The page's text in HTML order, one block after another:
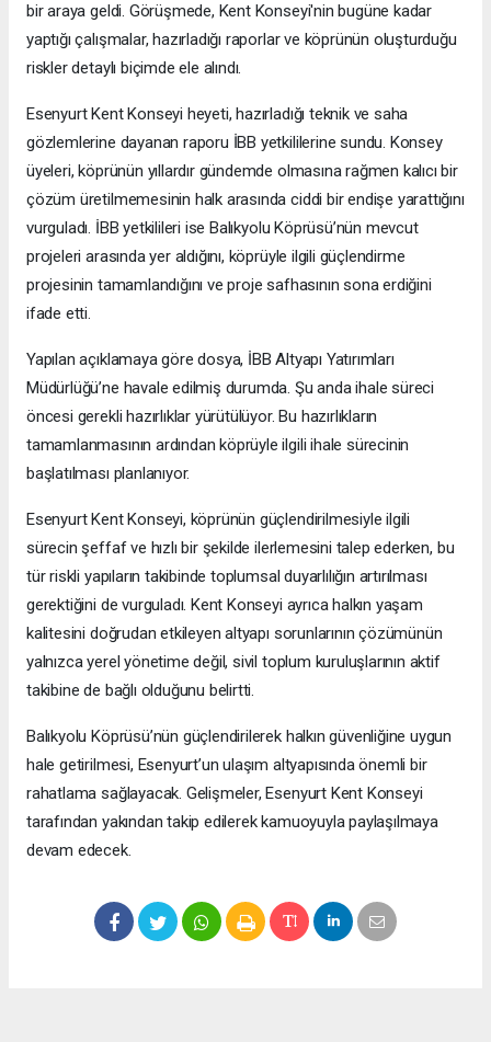
bir araya geldi. Görüşmede, Kent Konseyi'nin bugüne kadar
yaptığı çalışmalar, hazırladığı raporlar ve köprünün oluşturduğu
riskler detaylı biçimde ele alındı.
Esenyurt Kent Konseyi heyeti, hazırladığı teknik ve saha
gözlemlerine dayanan raporu İBB yetkililerine sundu. Konsey
üyeleri, köprünün yıllardır gündemde olmasına rağmen kalıcı bir
çözüm üretilmemesinin halk arasında ciddi bir endişe yarattığını
vurguladı. İBB yetkilileri ise Balıkyolu Köprüsü’nün mevcut
projeleri arasında yer aldığını, köprüyle ilgili güçlendirme
projesinin tamamlandığını ve proje safhasının sona erdiğini
ifade etti.
Yapılan açıklamaya göre dosya, İBB Altyapı Yatırımları
Müdürlüğü’ne havale edilmiş durumda. Şu anda ihale süreci
öncesi gerekli hazırlıklar yürütülüyor. Bu hazırlıkların
tamamlanmasının ardından köprüyle ilgili ihale sürecinin
başlatılması planlanıyor.
Esenyurt Kent Konseyi, köprünün güçlendirilmesiyle ilgili
sürecin şeffaf ve hızlı bir şekilde ilerlemesini talep ederken, bu
tür riskli yapıların takibinde toplumsal duyarlılığın artırılması
gerektiğini de vurguladı. Kent Konseyi ayrıca halkın yaşam
kalitesini doğrudan etkileyen altyapı sorunlarının çözümünün
yalnızca yerel yönetime değil, sivil toplum kuruluşlarının aktif
takibine de bağlı olduğunu belirtti.
Balıkyolu Köprüsü’nün güçlendirilerek halkın güvenliğine uygun
hale getirilmesi, Esenyurt’un ulaşım altyapısında önemli bir
rahatlama sağlayacak. Gelişmeler, Esenyurt Kent Konseyi
tarafından yakından takip edilerek kamuoyuyla paylaşılmaya
devam edecek.